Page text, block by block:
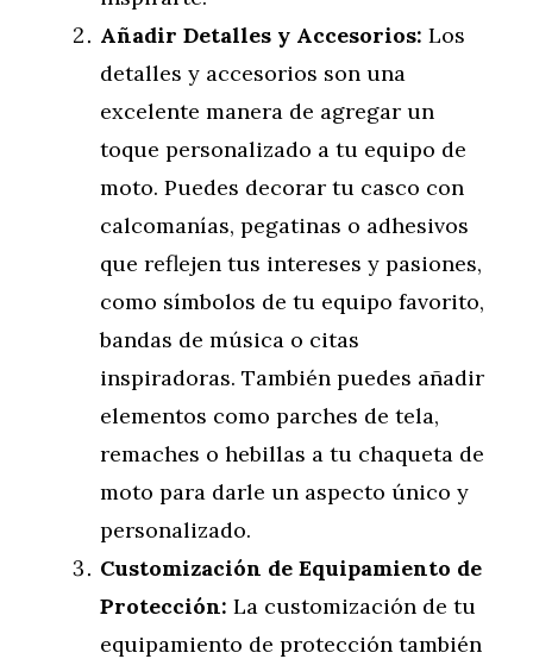
Añadir Detalles y Accesorios: Los
detalles y accesorios son una
excelente manera de agregar un
toque personalizado a tu equipo de
moto. Puedes decorar tu casco con
calcomanías, pegatinas o adhesivos
que reflejen tus intereses y pasiones,
como símbolos de tu equipo favorito,
bandas de música o citas
inspiradoras. También puedes añadir
elementos como parches de tela,
remaches o hebillas a tu chaqueta de
moto para darle un aspecto único y
personalizado.
Customización de Equipamiento de
Protección: La customización de tu
equipamiento de protección también